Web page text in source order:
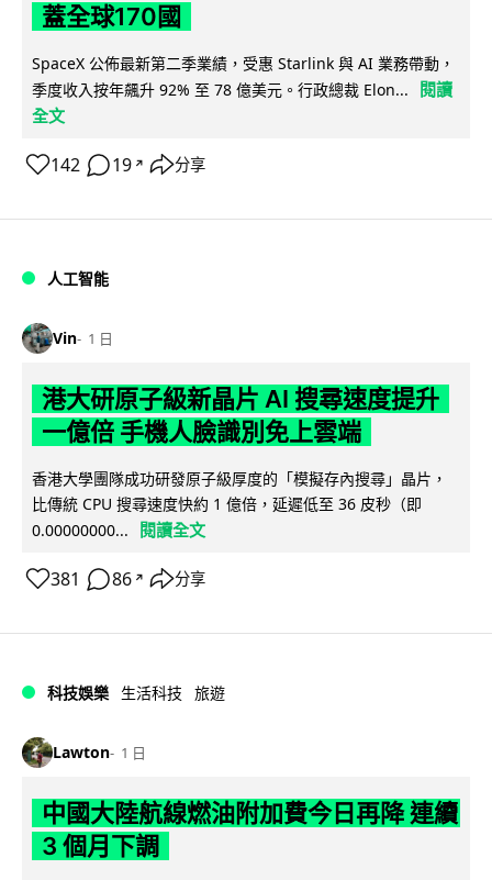
蓋全球170國
SpaceX 公佈最新第二季業績，受惠 Starlink 與 AI 業務帶動，
季度收入按年飆升 92% 至 78 億美元。行政總裁 Elon...
閱讀
全文
142 19 ↗ 分享
人工智能
Vin 1 日
港大研原子級新晶片 AI 搜尋速度提升
一億倍 手機人臉識別免上雲端
香港大學團隊成功研發原子級厚度的「模擬存內搜尋」晶片，
比傳統 CPU 搜尋速度快約 1 億倍，延遲低至 36 皮秒（即
0.00000000...
閱讀全文
381 86 ↗ 分享
科技娛樂 生活科技 旅遊
Lawton 1 日
中國大陸航線燃油附加費今日再降 連續
3 個月下調